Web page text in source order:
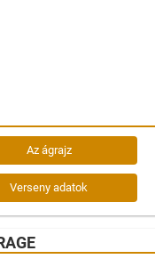
Az ágrajz
Verseny adatok